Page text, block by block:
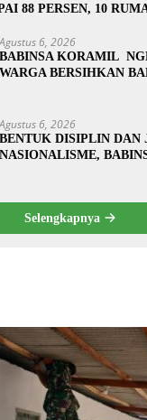
88 PERSEN, 10
Agustus 6, 2026
BABINSA KORAMIL
WARGA BERSIHKAN
Agustus 6, 2026
BENTUK DISIPLIN DAN
NASIONALISME,
Selengkapnya